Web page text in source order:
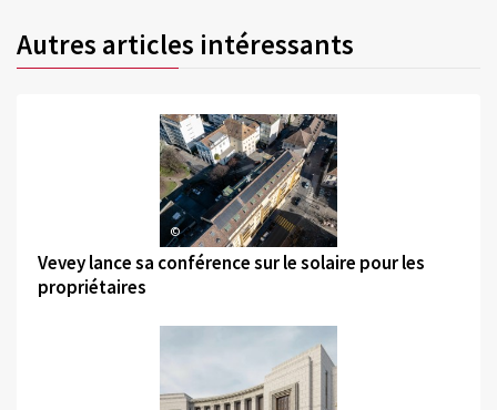
Autres articles intéressants
©
Vevey lance sa conférence sur le solaire pour les
propriétaires